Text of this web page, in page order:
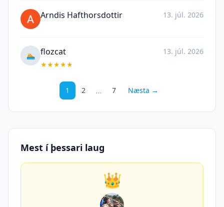
Arndis Hafthorsdottir 13. júl. 2026
🏊 flozcat
13. júl. 2026
★★★★★
1 2 … 7 Næsta →
Mest í þessari laug
👑